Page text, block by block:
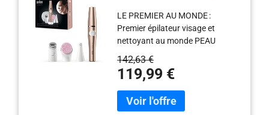
LE PREMIER AU MONDE :
Premier épilateur visage et
nettoyant au monde PEAU
ÉCLATANTE : La combinaison
des différents accessoires vous
aide à obtenir une peau radieuse
et lumineuse SOINS DU VISAGE
COMPLETS : Stimulez votre peau
142,63 €
119,99 €